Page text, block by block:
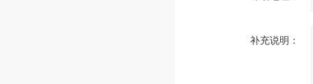
补充说明：